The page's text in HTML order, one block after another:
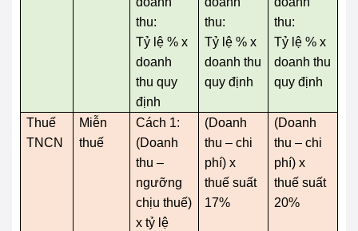
thu:
Tỷ lệ % x
doanh
thu quy
định
thu:
Tỷ lệ % x
doanh thu
quy định
thu:
Tỷ lệ % x
doanh thu
quy định
Thuế
TNCN
Miễn
thuế
Cách 1:
(Doanh
thu –
ngưỡng
chịu thuế)
x tỷ lệ
(Doanh
thu – chi
phí) x
thuế suất
17%
(Doanh
thu – chi
phí) x
thuế suất
20%